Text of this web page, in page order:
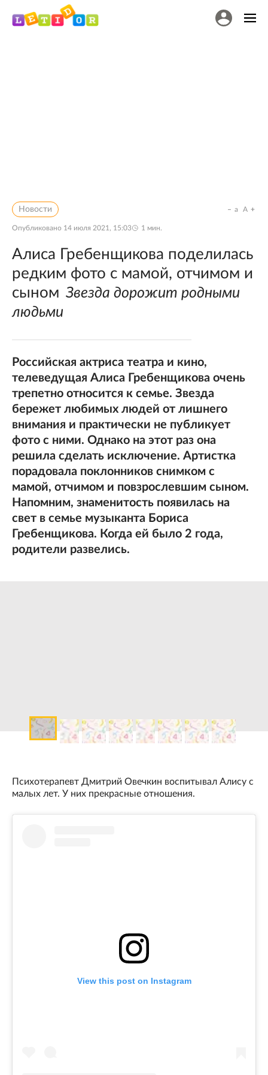
Новости
Опубликовано 14 июля 2021, 15:03 1 мин.
a A
Алиса Гребенщикова поделилась
редким фото с мамой, отчимом и
сыном Звезда дорожит родными
людьми
Российская актриса театра и кино,
телеведущая Алиса Гребенщикова очень
трепетно относится к семье. Звезда
бережет любимых людей от лишнего
внимания и практически не публикует
фото с ними. Однако на этот раз она
решила сделать исключение. Артистка
порадовала поклонников снимком с
мамой, отчимом и повзрослевшим сыном.
Напомним, знаменитость появилась на
свет в семье музыканта Бориса
Гребенщикова. Когда ей было 2 года,
родители развелись.
Психотерапевт Дмитрий Овечкин воспитывал Алису с
малых лет. У них прекрасные отношения.
View this post on Instagram